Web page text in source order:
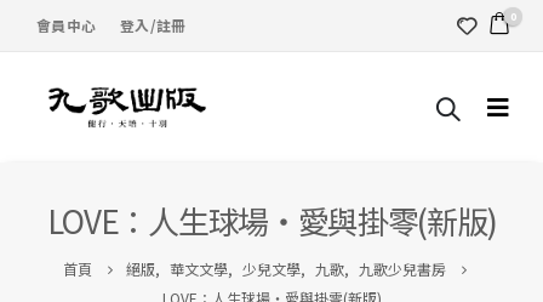
會員中心 登入/註冊 0
LOVE：人生球場‧愛與掛零(新版)
首頁 絕版, 華文文學, 少兒文學, 九歌, 九歌少兒書房
LOVE：人生球場‧愛與掛零(新版)